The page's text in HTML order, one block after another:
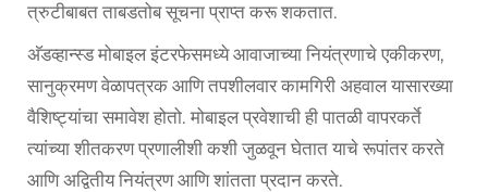
त्रुटीबाबत ताबडतोब सूचना प्राप्त करू शकतात.
अ‍ॅडव्हान्स्ड मोबाइल इंटरफेसमध्ये आवाजाच्या नियंत्रणाचे एकीकरण,
सानुक्रमण वेळापत्रक आणि तपशीलवार कामगिरी अहवाल यासारख्या
वैशिष्ट्यांचा समावेश होतो. मोबाइल प्रवेशाची ही पातळी वापरकर्ते
त्यांच्या शीतकरण प्रणालीशी कशी जुळवून घेतात याचे रूपांतर करते
आणि अद्वितीय नियंत्रण आणि शांतता प्रदान करते.